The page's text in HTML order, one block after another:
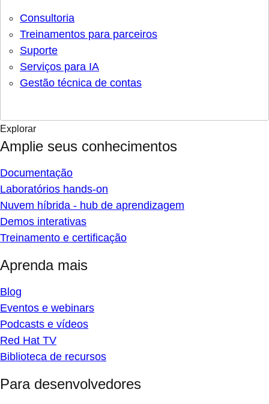
Consultoria
Treinamentos para parceiros
Suporte
Serviços para IA
Gestão técnica de contas
Explorar
Amplie seus conhecimentos
Documentação
Laboratórios hands-on
Nuvem híbrida - hub de aprendizagem
Demos interativas
Treinamento e certificação
Aprenda mais
Blog
Eventos e webinars
Podcasts e vídeos
Red Hat TV
Biblioteca de recursos
Para desenvolvedores